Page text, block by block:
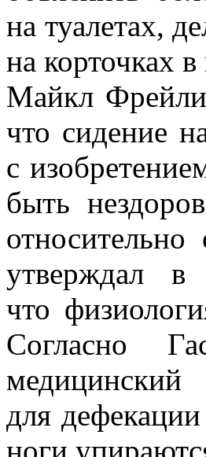
на туалетах,
на корточках
Майкл
что сидение
с
быть
утверждал в
что
Согласно
для
ноги